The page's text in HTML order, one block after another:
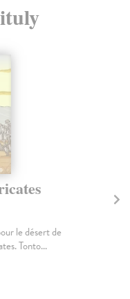
le désert de
Tonto...